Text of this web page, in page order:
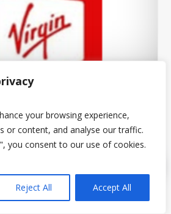
your browsing experience,
or content, and analyse our traffic.
you consent to our use of cookies.
Reject All Accept All